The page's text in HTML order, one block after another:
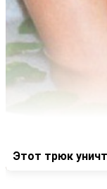
Этот трюк